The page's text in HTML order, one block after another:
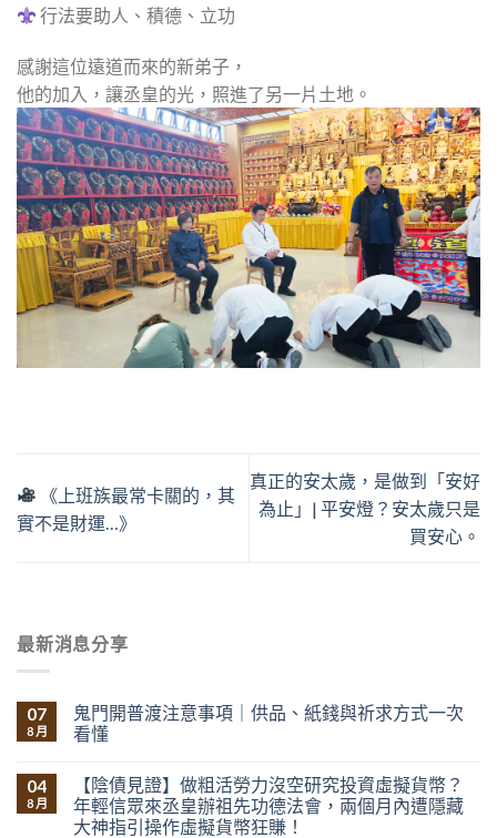
行法要助人、積德、立功
感謝這位遠道而來的新弟子，
他的加入，讓丞皇的光，照進了另一片土地。
《上班族最常卡關的，其
實不是財運…》
真正的安太歲，是做到「安好
為止」| 平安燈？安太歲只是
買安心。
最新消息分享
07
8 月
鬼門開普渡注意事項｜供品、紙錢與祈求方式一次
看懂
04
8 月
【陰債見證】做粗活勞力沒空研究投資虛擬貨幣？
年輕信眾來丞皇辦祖先功德法會，兩個月內遭隱藏
大神指引操作虛擬貨幣狂賺！